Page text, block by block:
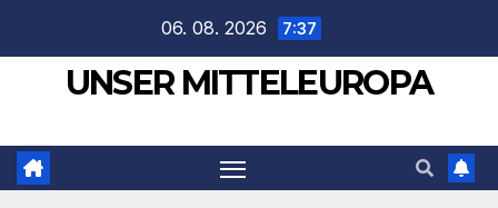
springen
06. 08. 2026 7:37
UNSER MITTELEUROPA